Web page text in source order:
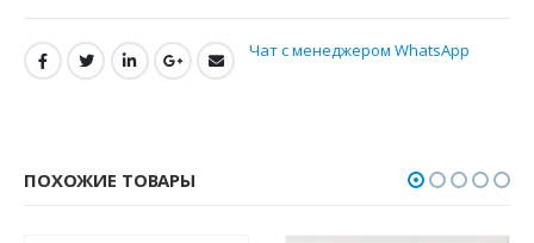
Чат с менеджером WhatsApp
ПОХОЖИЕ ТОВАРЫ